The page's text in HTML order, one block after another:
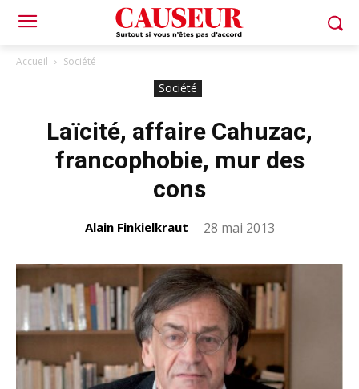
Accueil Société
Société
Laïcité, affaire Cahuzac,
francophobie, mur des
cons
Alain Finkielkraut - 28 mai 2013